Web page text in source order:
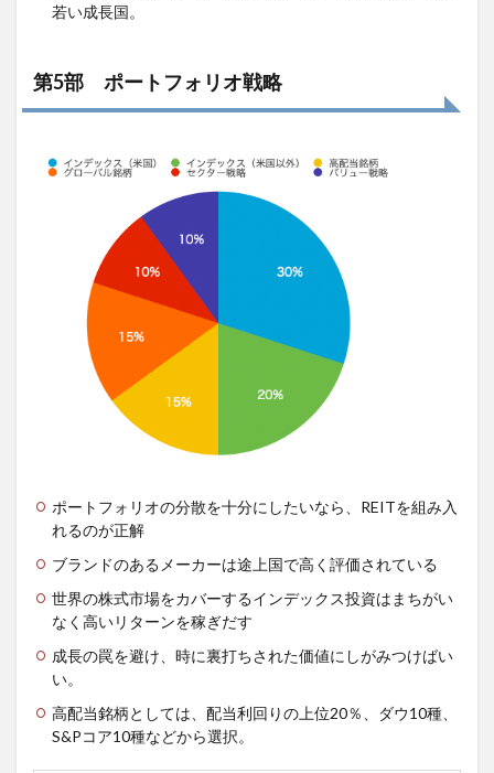
若い成長国。
第5部 ポートフォリオ戦略
ポートフォリオの分散を十分にしたいなら、REITを組み入
れるのが正解
ブランドのあるメーカーは途上国で高く評価されている
世界の株式市場をカバーするインデックス投資はまちがい
なく高いリターンを稼ぎだす
成長の罠を避け、時に裏打ちされた価値にしがみつけばい
い。
高配当銘柄としては、配当利回りの上位20％、ダウ10種、
S&Pコア10種などから選択。